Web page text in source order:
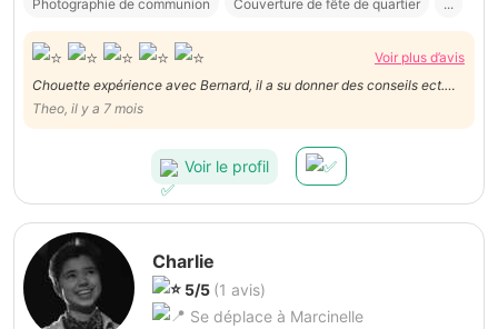
Photographie de communion Couverture de fête de quartier ...
Voir plus d’avis
Chouette expérience avec Bernard, il a su donner des conseils ect.
Très gentil et professionnel ! Je recommande
Theo, il y a 7 mois
Voir le profil
Charlie
5/5 (1 avis)
Se déplace à Marcinelle